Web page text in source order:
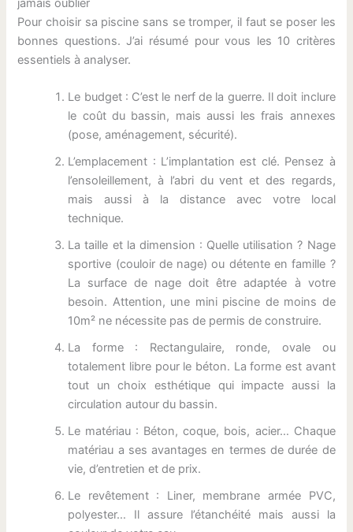
jamais oublier
Pour choisir sa piscine sans se tromper, il faut se poser les
bonnes questions. J’ai résumé pour vous les 10 critères
essentiels à analyser.
Le budget : C’est le nerf de la guerre. Il doit inclure
le coût du bassin, mais aussi les frais annexes
(pose, aménagement, sécurité).
L’emplacement : L’implantation est clé. Pensez à
l’ensoleillement, à l’abri du vent et des regards,
mais aussi à la distance avec votre local
technique.
La taille et la dimension : Quelle utilisation ? Nage
sportive (couloir de nage) ou détente en famille ?
La surface de nage doit être adaptée à votre
besoin. Attention, une mini piscine de moins de
10m² ne nécessite pas de permis de construire.
La forme : Rectangulaire, ronde, ovale ou
totalement libre pour le béton. La forme est avant
tout un choix esthétique qui impacte aussi la
circulation autour du bassin.
Le matériau : Béton, coque, bois, acier… Chaque
matériau a ses avantages en termes de durée de
vie, d’entretien et de prix.
Le revêtement : Liner, membrane armée PVC,
polyester… Il assure l’étanchéité mais aussi la